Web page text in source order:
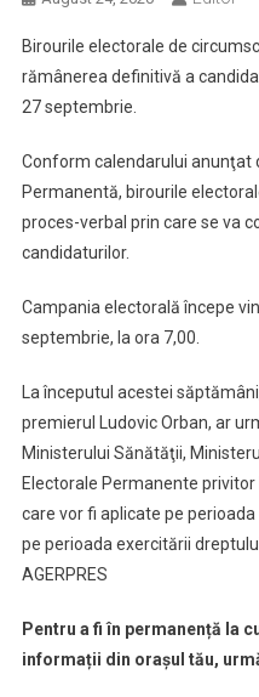
Birourile electorale de
rămânerea definitivă a
27 septembrie.
Conform calendarului anunţat
Permanentă, birourile
proces-verbal prin care se va
candidaturilor.
Campania electorală începe
septembrie, la ora 7,00.
La începutul acestei
premierul Ludovic Orban, ar
Ministerului Sănătăţii,
Electorale Permanente
care vor fi aplicate pe
pe perioada exercitării
AGERPRES
Pentru a fi în permanență la
informații din orașul tău,